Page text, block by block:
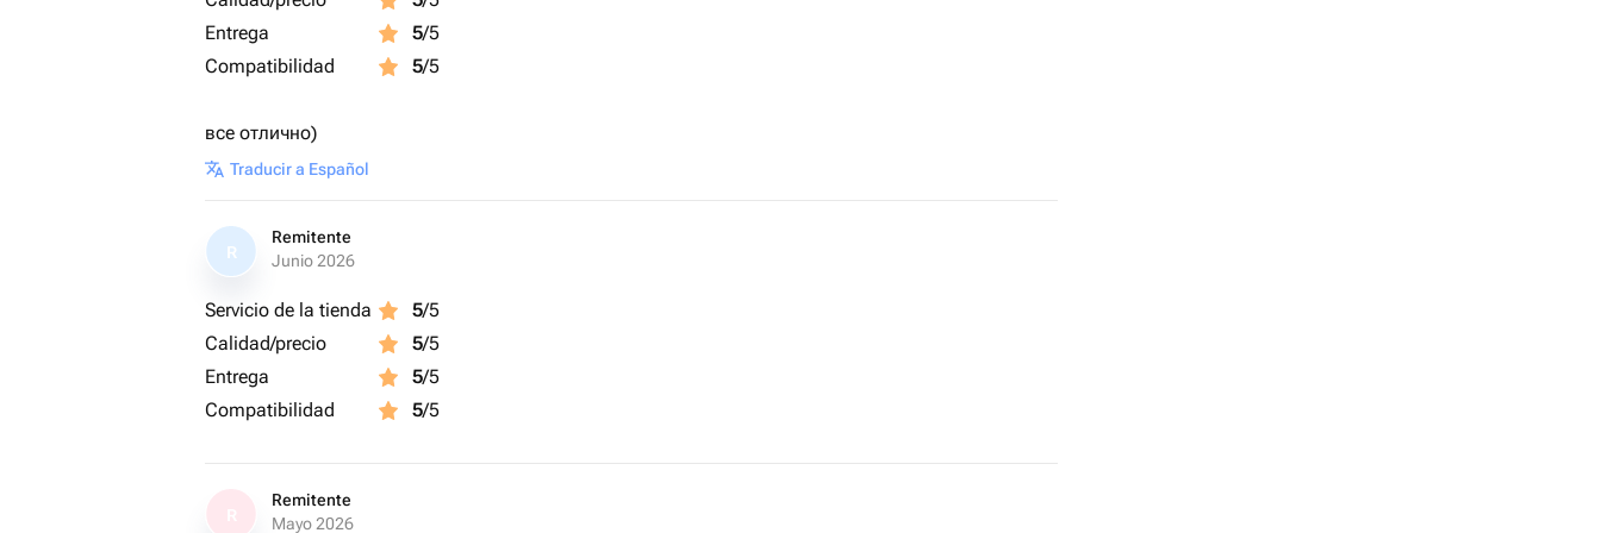
Entrega
5/5
Compatibilidad
5/5
все отлично)
Traducir a Español
R
Remitente
Junio 2026
Servicio de la tienda 5/5
Calidad/precio
5/5
Entrega
5/5
Compatibilidad
5/5
Remitente
Mayo 2026